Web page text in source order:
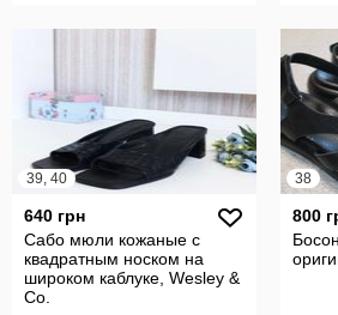
39, 40
640 грн
Сабо мюли кожаные с
квадратным носком на
широком каблуке, Wesley &
Co.
38
800